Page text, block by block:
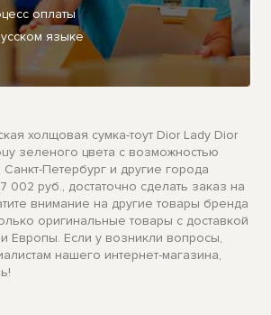
оплаты
языке
холщовая сумка-тоут Dior Lady Dior
зеленого цвета с возможностью
Санкт-Петербург и другие города
002 руб., достаточно сделать заказ на
внимание на другие товары бренда
оригинальные товары с доставкой
Европы. Если у возникли вопросы,
нашего интернет-магазина,